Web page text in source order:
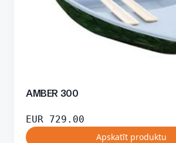
AMBER 300
EUR 729.00
Apskatīt produktu